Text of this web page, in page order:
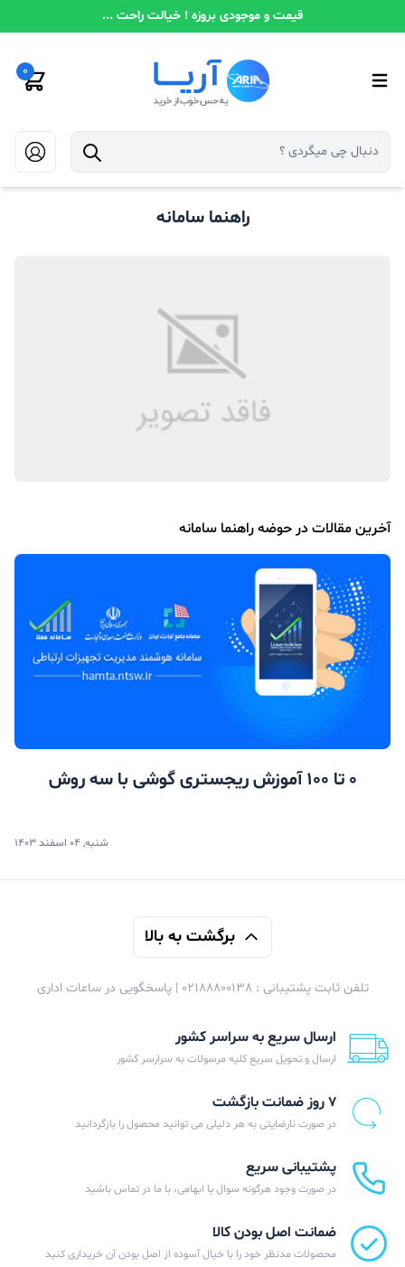
قیمت و موجودی بروزه ! خیالت راحت ...
0
راهنما سامانه
آخرین مقالات در حوضه راهنما سامانه
0 تا 100 آموزش ریجستری گوشی با سه روش
شنبه, 04 اسفند 1403
برگشت به بالا
تلفن ثابت پشتیبانی : 02188800138 | پاسخگویی در ساعات اداری
ارسال سریع به سراسر کشور
ارسال و تحویل سریع کلیه مرسولات به سرارسر کشور
۷ روز ضمانت بازگشت
در صورت نارضایتی به هر دلیلی می توانید محصول را بازگردانید
پشتیبانی سریع
در صورت وجود هرگونه سوال یا ابهامی، با ما در تماس باشید
ضمانت اصل بودن کالا
محصولات مدنظر خود را با خیال آسوده از اصل بودن آن خریداری کنید